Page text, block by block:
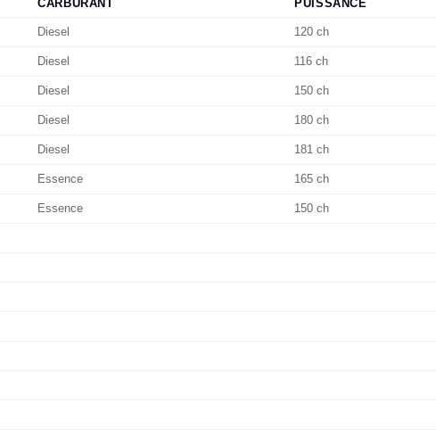
CARBURANT PUISSANCE
Diesel 120 ch
Diesel 116 ch
Diesel 150 ch
Diesel 180 ch
Diesel 181 ch
Essence 165 ch
Essence 150 ch